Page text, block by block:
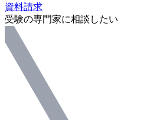
資料請求
受験の専門家に相談したい